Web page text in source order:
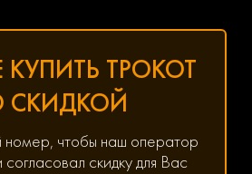
КУПИТЬ ТРОКОТ
СКИДКОЙ
номер, чтобы наш оператор
скидку для Вас